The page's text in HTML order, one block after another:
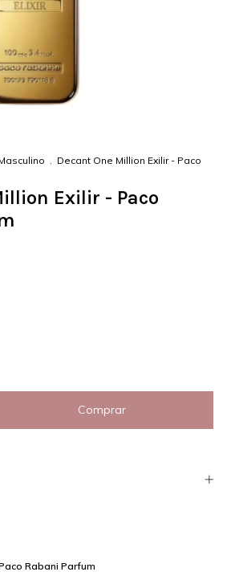
. Decant One Million Exilir - Paco
Exilir - Paco
Rabani Parfum